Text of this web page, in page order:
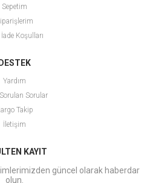
Sepetim
Koşulları
DESTEK
Yardım
Sorular
Takip
İletişim
KAYIT
güncel olarak haberdar
olun.